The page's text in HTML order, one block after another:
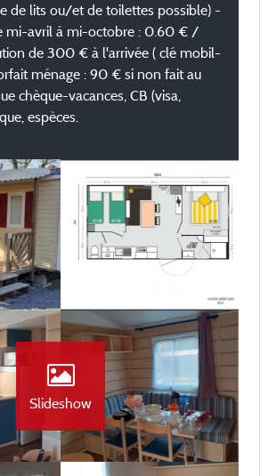
de lits ou/et de toilettes possible) -
mi-avril à mi-octobre : 0.60 € /
de 300 € à l'arrivée ( clé mobil-
ménage : 90 € si non fait au
chèque-vacances, CB (visa,
espèces.
Slideshow